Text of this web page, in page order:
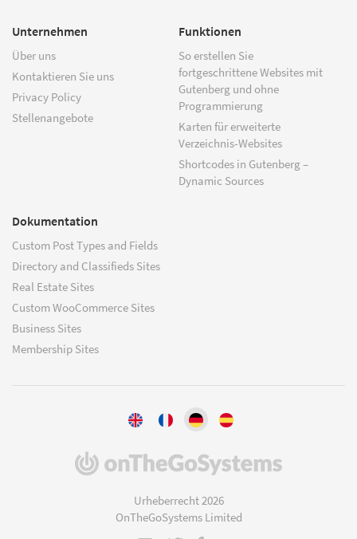
Unternehmen
Über uns
Kontaktieren Sie uns
Privacy Policy
Stellenangebote
Funktionen
So erstellen Sie
fortgeschrittene Websites mit
Gutenberg und ohne
Programmierung
Karten für erweiterte
Verzeichnis-Websites
Shortcodes in Gutenberg –
Dynamic Sources
Dokumentation
Custom Post Types and Fields
Directory and Classifieds Sites
Real Estate Sites
Custom WooCommerce Sites
Business Sites
Membership Sites
(öffnet
Urheberrecht 2026
OnTheGoSystems Limited